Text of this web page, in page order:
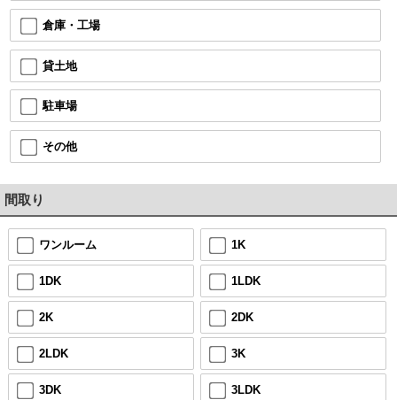
倉庫・工場
貸土地
駐車場
その他
間取り
ワンルーム 1K
1DK 1LDK
2K 2DK
2LDK 3K
3DK 3LDK